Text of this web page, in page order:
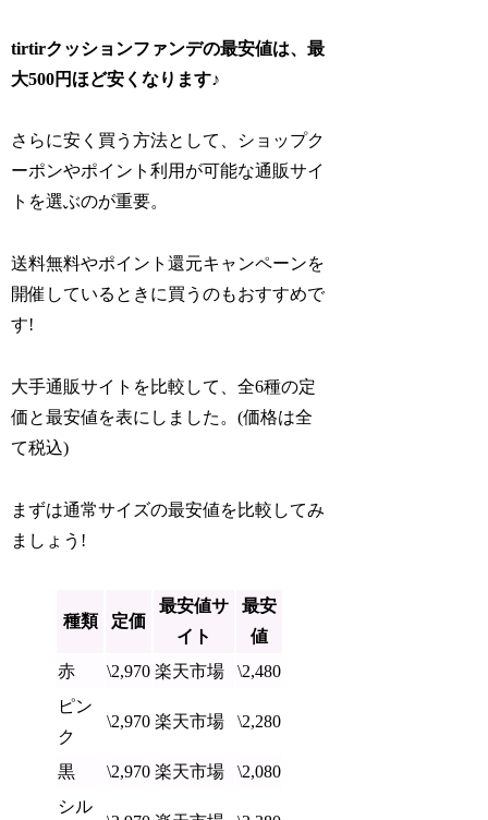
tirtirクッションファンデの最安値は、最
大500円ほど安くなります♪
さらに安く買う方法として、ショップク
ーポンやポイント利用が可能な通販サイ
トを選ぶのが重要。
送料無料やポイント還元キャンペーンを
開催しているときに買うのもおすすめで
す!
大手通販サイトを比較して、全6種の定
価と最安値を表にしました。(価格は全
て税込)
まずは通常サイズの最安値を比較してみ
ましょう!
種類 定価
最安値サ
イト
最安
値
赤
\2,970 楽天市場
\2,480
ピン
ク
\2,970 楽天市場 \2,280
黒 \2,970 楽天市場
\2,080
シル